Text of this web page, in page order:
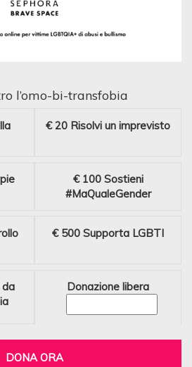
l’omo-bi-transfobia
€ 20 Risolvi un imprevisto
€ 100 Sostieni
#MaQualeGender
€ 500 Supporta LGBTI
Donazione libera
DONA ORA